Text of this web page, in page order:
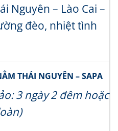
Nguyên – Lào Cai –
đèo, nhiệt tình
THÁI NGUYÊN – SAPA
3 ngày 2 đêm hoặc